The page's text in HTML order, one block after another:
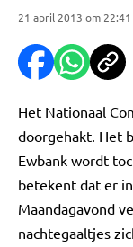
21 april 2013 om 22:41
Het Nationaal
doorgehakt. Het
Ewbank wordt
betekent dat er
Maandagavond
nachtegaaltjes